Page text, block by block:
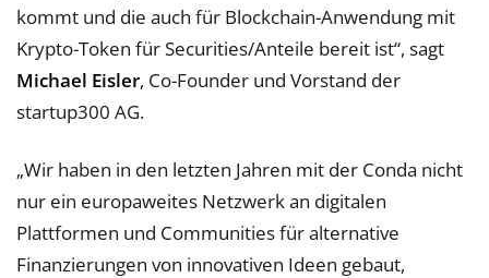
kommt und die auch für Blockchain-Anwendung mit
Krypto-Token für Securities/Anteile bereit ist“, sagt
Michael Eisler, Co-Founder und Vorstand der
startup300 AG.
„Wir haben in den letzten Jahren mit der Conda nicht
nur ein europaweites Netzwerk an digitalen
Plattformen und Communities für alternative
Finanzierungen von innovativen Ideen gebaut,